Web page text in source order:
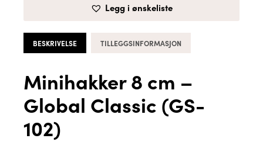
(GS-
102)
Legg i ønskeliste
BESKRIVELSE TILLEGGSINFORMASJON
Minihakker 8 cm –
Global Classic (GS-
102)